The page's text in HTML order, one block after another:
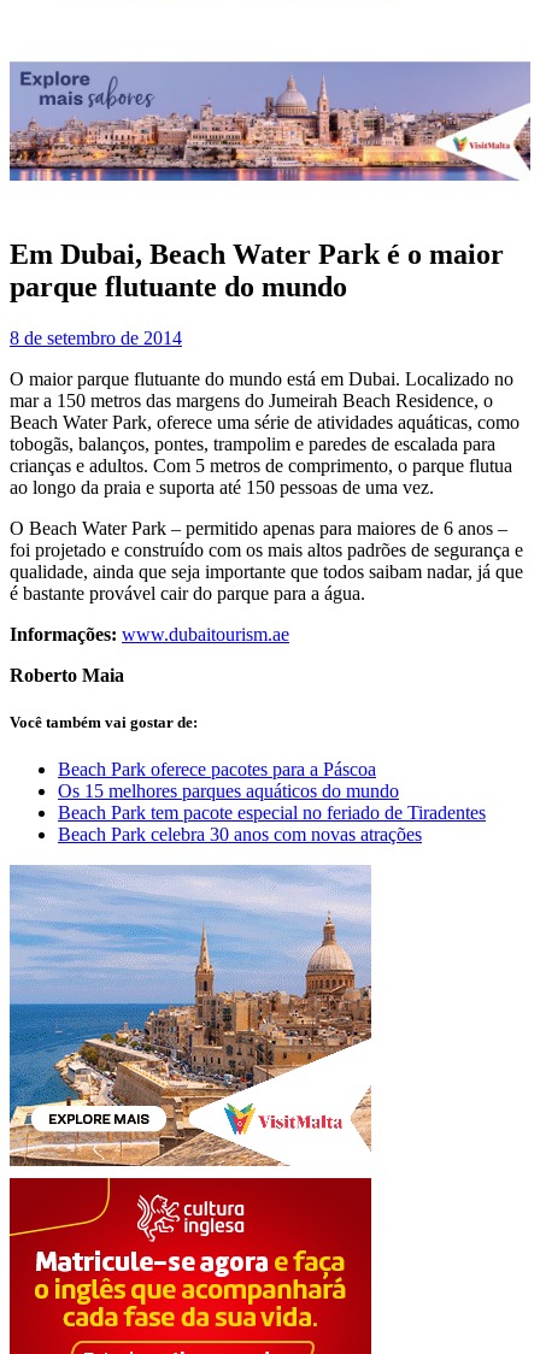
Em Dubai, Beach Water Park é o maior
parque flutuante do mundo
8 de setembro de 2014
O maior parque flutuante do mundo está em Dubai. Localizado no
mar a 150 metros das margens do Jumeirah Beach Residence, o
Beach Water Park, oferece uma série de atividades aquáticas, como
tobogãs, balanços, pontes, trampolim e paredes de escalada para
crianças e adultos. Com 5 metros de comprimento, o parque flutua
ao longo da praia e suporta até 150 pessoas de uma vez.
O Beach Water Park – permitido apenas para maiores de 6 anos –
foi projetado e construído com os mais altos padrões de segurança e
qualidade, ainda que seja importante que todos saibam nadar, já que
é bastante provável cair do parque para a água.
Informações: www.dubaitourism.ae
Roberto Maia
Você também vai gostar de:
Beach Park oferece pacotes para a Páscoa
Os 15 melhores parques aquáticos do mundo
Beach Park tem pacote especial no feriado de Tiradentes
Beach Park celebra 30 anos com novas atrações